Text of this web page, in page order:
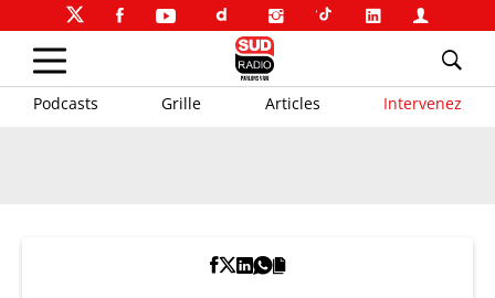
Podcasts Grille Articles Intervenez